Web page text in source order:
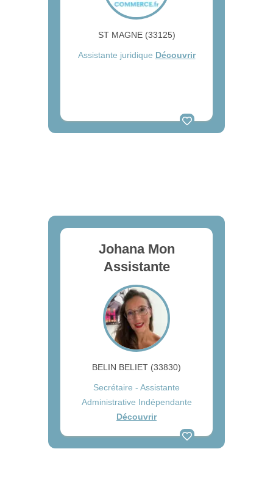
ST MAGNE (33125)
Assistante juridique Découvrir
Johana Mon
Assistante
BELIN BELIET (33830)
Secrétaire - Assistante
Administrative Indépendante
Découvrir